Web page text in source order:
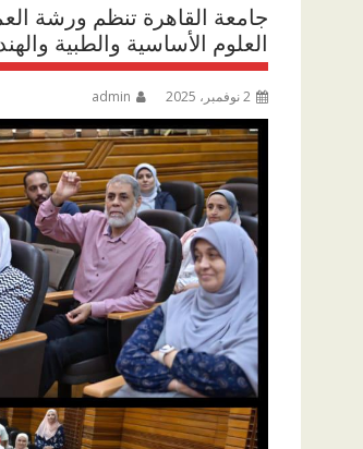
جامعة القاهرة تنظم ورشة
العلوم الأساسية والطبية
2 نوفمبر، 2025 admin